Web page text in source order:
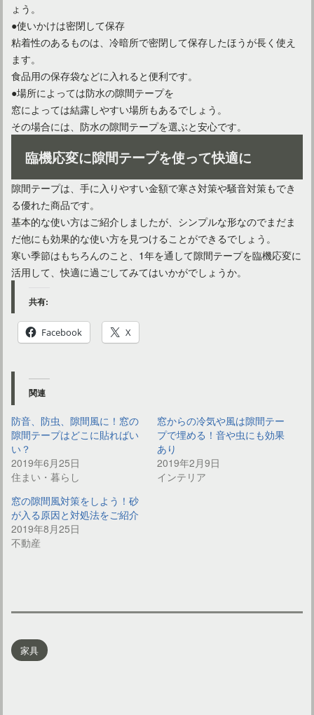
ょう。
●使いかけは密閉して保存
粘着性のあるものは、冷暗所で密閉して保存したほうが長く使え
ます。
食品用の保存袋などに入れると便利です。
●場所によっては防水の隙間テープを
窓によっては結露しやすい場所もあるでしょう。
その場合には、防水の隙間テープを選ぶと安心です。
臨機応変に隙間テープを使って快適に
隙間テープは、手に入りやすい金額で寒さ対策や騒音対策もでき
る優れた商品です。
基本的な使い方はご紹介しましたが、シンプルな形なのでまだま
だ他にも効果的な使い方を見つけることができるでしょう。
寒い季節はもちろんのこと、1年を通して隙間テープを臨機応変に
活用して、快適に過ごしてみてはいかがでしょうか。
共有:
Facebook X
関連
防音、防虫、隙間風に！窓の
隙間テープはどこに貼ればい
い？
2019年6月25日
住まい・暮らし
窓からの冷気や風は隙間テー
プで埋める！音や虫にも効果
あり
2019年2月9日
インテリア
窓の隙間風対策をしよう！砂
が入る原因と対処法をご紹介
2019年8月25日
不動産
家具